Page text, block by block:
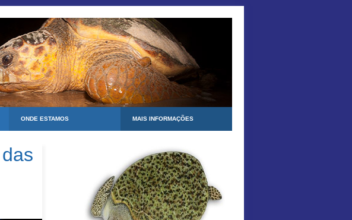
ONDE ESTAMOS MAIS INFORMAÇÕES